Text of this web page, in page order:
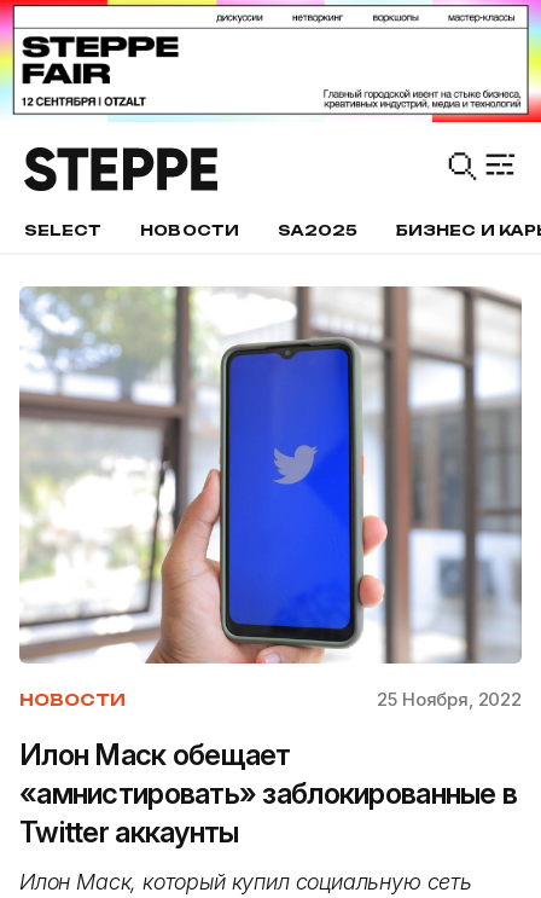
SELECT НОВОСТИ SA2025 БИЗНЕС И
НОВОСТИ 25 Ноября, 2022
Илон Маск обещает
«амнистировать» заблокированные в
Twitter аккаунты
Илон Маск, который купил социальную сеть